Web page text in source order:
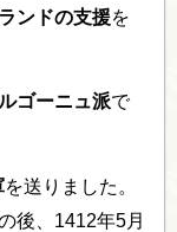
ンドの支援を
ゴーニュ派で
を送りました。
後、1412年5月